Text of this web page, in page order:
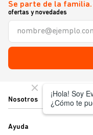
Se parte de la familia.
ofertas y novedades
Nosotros
Ayuda